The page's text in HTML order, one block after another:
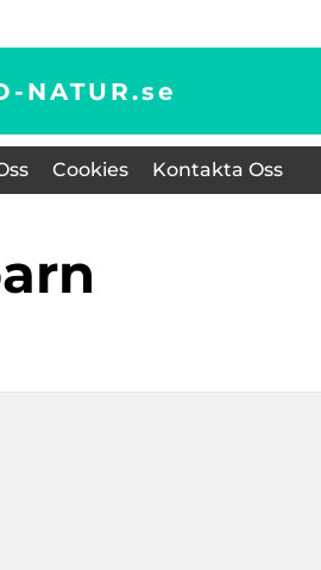
NATUR.se
Cookies Kontakta Oss